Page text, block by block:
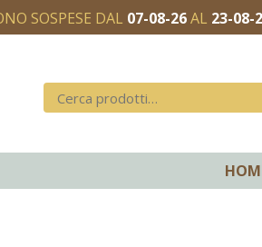
SOSPESE DAL 07-08-26AL 23-08-